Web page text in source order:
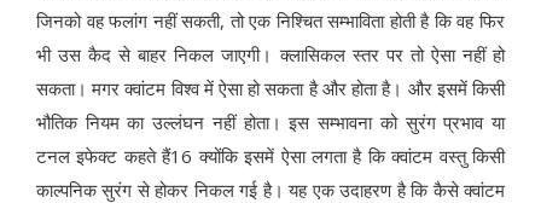
जिनको वह फलांग नहीं सकती, तो एक निश्चित सम्भाविता होती है कि वह फिर
भी उस कैद से बाहर निकल जाएगी। क्लासिकल स्तर पर तो ऐसा नहीं हो
सकता। मगर क्वांटम विश्व में ऐसा हो सकता है और होता है। और इसमें किसी
भौतिक नियम का उल्लंघन नहीं होता। इस सम्भावना को सुरंग प्रभाव या
टनल इफेक्ट कहते हैं16 क्योंकि इसमें ऐसा लगता है कि क्वांटम वस्तु किसी
काल्पनिक सुरंग से होकर निकल गई है। यह एक उदाहरण है कि कैसे क्वांटम